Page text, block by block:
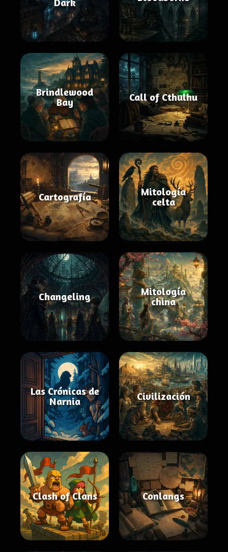
Brindlewood
Bay
Call of Cthulhu
Cartografía
Mitología
celta
Changeling
Mitología
china
Las Crónicas de
Narnia
Civilización
Clash of Clans Conlangs